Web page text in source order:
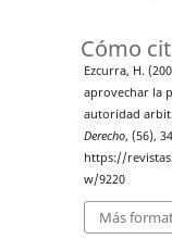
Cómo
Ezcurra, H.
aprovechar la
autoridad
Derecho, (56),
https://
w/9220
Más